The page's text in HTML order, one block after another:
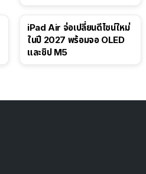
iPad Air จ่อเปลี่ยนดีไซน์ใหม่
ในปี 2027 พร้อมจอ OLED
และชิป M5